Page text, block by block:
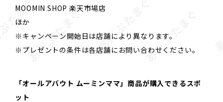
MOOMIN SHOP 楽天市場店
ほか
※キャンペーン開始日は店舗により異なります。
※プレゼントの条件は各店舗にお問い合わせください。
「オールアバウト ムーミンママ」商品が購入できるスポ
ット